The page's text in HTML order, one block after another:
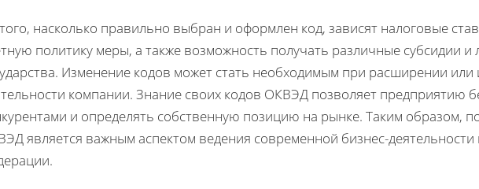
насколько правильно выбран и оформлен код, зависят налоговые
политику меры, а также возможность получать различные субсидии и
Изменение кодов может стать необходимым при расширении или
компании. Знание своих кодов ОКВЭД позволяет предприятию
и определять собственную позицию на рынке. Таким образом,
является важным аспектом ведения современной бизнес-деятельности